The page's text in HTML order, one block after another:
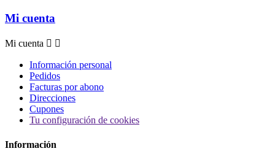
Mi cuenta
Mi cuenta  
Información personal
Pedidos
Facturas por abono
Direcciones
Cupones
Tu configuración de cookies
Información